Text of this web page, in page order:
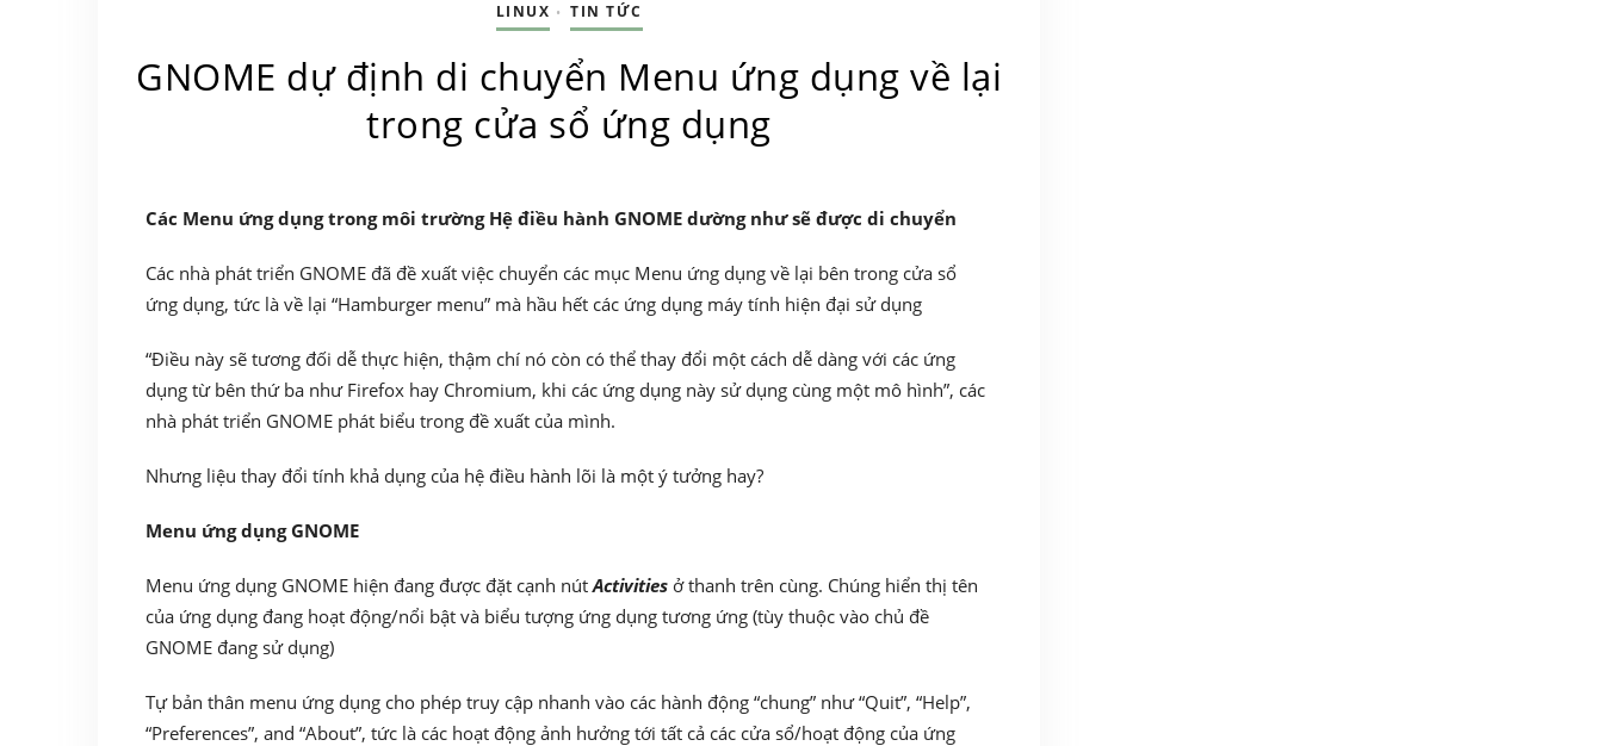
LINUX • TIN TỨC
GNOME dự định di chuyển Menu ứng dụng về lại
trong cửa sổ ứng dụng
Các Menu ứng dụng trong môi trường Hệ điều hành GNOME dường như sẽ được di chuyển
Các nhà phát triển GNOME đã đề xuất việc chuyển các mục Menu ứng dụng về lại bên trong cửa sổ
ứng dụng, tức là về lại “Hamburger menu” mà hầu hết các ứng dụng máy tính hiện đại sử dụng
“Điều này sẽ tương đối dễ thực hiện, thậm chí nó còn có thể thay đổi một cách dễ dàng với các ứng
dụng từ bên thứ ba như Firefox hay Chromium, khi các ứng dụng này sử dụng cùng một mô hình”, các
nhà phát triển GNOME phát biểu trong đề xuất của mình.
Nhưng liệu thay đổi tính khả dụng của hệ điều hành lõi là một ý tưởng hay?
Menu ứng dụng GNOME
Menu ứng dụng GNOME hiện đang được đặt cạnh nútActivities ở thanh trên cùng. Chúng hiển thị tên
của ứng dụng đang hoạt động/nổi bật và biểu tượng ứng dụng tương ứng (tùy thuộc vào chủ đề
GNOME đang sử dụng)
Tự bản thân menu ứng dụng cho phép truy cập nhanh vào các hành động “chung” như “Quit”, “Help”,
“Preferences”, and “About”, tức là các hoạt động ảnh hưởng tới tất cả các cửa sổ/hoạt động của ứng